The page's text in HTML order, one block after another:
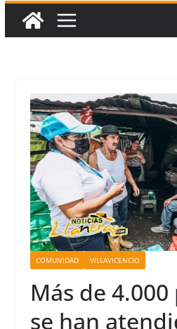
COMUNIDAD VILLAVICENCIO
Más de
se han